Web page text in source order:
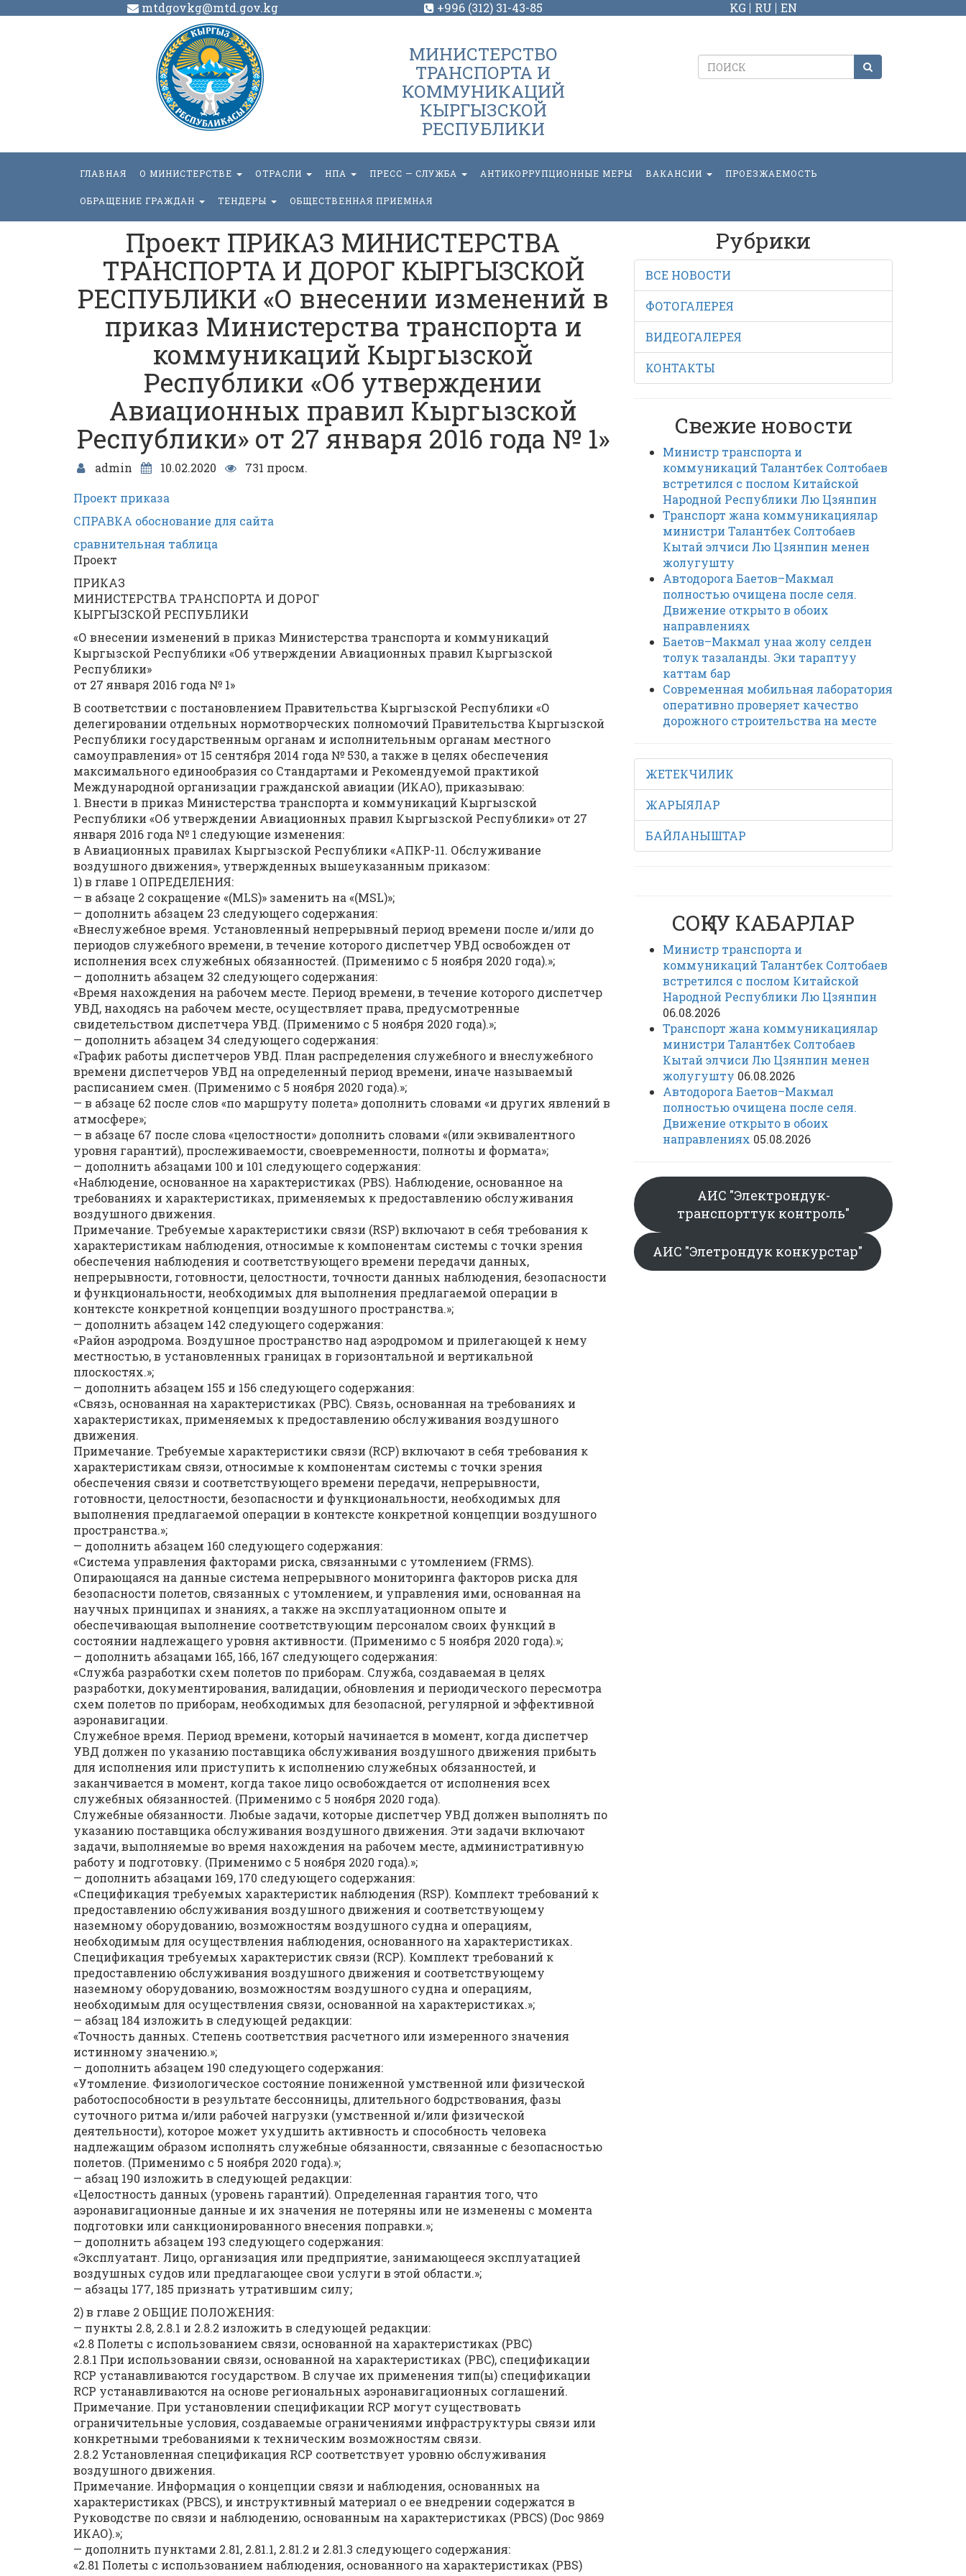
mtdgovkg@mtd.gov.kg +996 (312) 31-43-85 KG RU EN
МИНИСТЕРСТВО
ТРАНСПОРТА И
КОММУНИКАЦИЙ
КЫРГЫЗСКОЙ
РЕСПУБЛИКИ
ГЛАВНАЯ О МИНИСТЕРСТВЕ ОТРАСЛИ НПА ПРЕСС — СЛУЖБА АНТИКОРРУПЦИОННЫЕ МЕРЫ ВАКАНСИИ ПРОЕЗЖАЕМОСТЬ
ОБРАЩЕНИЕ ГРАЖДАН ТЕНДЕРЫ ОБЩЕСТВЕННАЯ ПРИЕМНАЯ
Проект ПРИКАЗ МИНИСТЕРСТВА
ТРАНСПОРТА И ДОРОГ КЫРГЫЗСКОЙ
РЕСПУБЛИКИ «О внесении изменений в
приказ Министерства транспорта и
коммуникаций Кыргызской
Республики «Об утверждении
Авиационных правил Кыргызской
Республики» от 27 января 2016 года № 1»
admin 10.02.2020
731 просм.
Проект приказа
СПРАВКА обоснование для сайта
сравнительная таблица
Проект
ПРИКАЗ
МИНИСТЕРСТВА ТРАНСПОРТА И ДОРОГ
КЫРГЫЗСКОЙ РЕСПУБЛИКИ
«О внесении изменений в приказ Министерства транспорта и коммуникаций
Кыргызской Республики «Об утверждении Авиационных правил Кыргызской
Республики»
от 27 января 2016 года № 1»
В соответствии с постановлением Правительства Кыргызской Республики «О
делегировании отдельных нормотворческих полномочий Правительства Кыргызской
Республики государственным органам и исполнительным органам местного
самоуправления» от 15 сентября 2014 года № 530, а также в целях обеспечения
максимального единообразия со Стандартами и Рекомендуемой практикой
Международной организации гражданской авиации (ИКАО), приказываю:
1. Внести в приказ Министерства транспорта и коммуникаций Кыргызской
Республики «Об утверждении Авиационных правил Кыргызской Республики» от 27
января 2016 года № 1 следующие изменения:
в Авиационных правилах Кыргызской Республики «АПКР-11. Обслуживание
воздушного движения», утвержденных вышеуказанным приказом:
1) в главе 1 ОПРЕДЕЛЕНИЯ:
— в абзаце 2 сокращение «(MLS)» заменить на «(MSL)»;
— дополнить абзацем 23 следующего содержания:
«Внеслужебное время. Установленный непрерывный период времени после и/или до
периодов служебного времени, в течение которого диспетчер УВД освобожден от
исполнения всех служебных обязанностей. (Применимо с 5 ноября 2020 года).»;
— дополнить абзацем 32 следующего содержания:
«Время нахождения на рабочем месте. Период времени, в течение которого диспетчер
УВД, находясь на рабочем месте, осуществляет права, предусмотренные
свидетельством диспетчера УВД. (Применимо с 5 ноября 2020 года).»;
— дополнить абзацем 34 следующего содержания:
«График работы диспетчеров УВД. План распределения служебного и внеслужебного
времени диспетчеров УВД на определенный период времени, иначе называемый
расписанием смен. (Применимо с 5 ноября 2020 года).»;
— в абзаце 62 после слов «по маршруту полета» дополнить словами «и других явлений в
атмосфере»;
— в абзаце 67 после слова «целостности» дополнить словами «(или эквивалентного
уровня гарантий), прослеживаемости, своевременности, полноты и формата»;
— дополнить абзацами 100 и 101 следующего содержания:
«Наблюдение, основанное на характеристиках (PBS). Наблюдение, основанное на
требованиях и характеристиках, применяемых к предоставлению обслуживания
воздушного движения.
Примечание. Требуемые характеристики связи (RSP) включают в себя требования к
характеристикам наблюдения, относимые к компонентам системы с точки зрения
обеспечения наблюдения и соответствующего времени передачи данных,
непрерывности, готовности, целостности, точности данных наблюдения, безопасности
и функциональности, необходимых для выполнения предлагаемой операции в
контексте конкретной концепции воздушного пространства.»;
— дополнить абзацем 142 следующего содержания:
«Район аэродрома. Воздушное пространство над аэродромом и прилегающей к нему
местностью, в установленных границах в горизонтальной и вертикальной
плоскостях.»;
— дополнить абзацем 155 и 156 следующего содержания:
«Связь, основанная на характеристиках (PBC). Связь, основанная на требованиях и
характеристиках, применяемых к предоставлению обслуживания воздушного
движения.
Примечание. Требуемые характеристики связи (RCP) включают в себя требования к
характеристикам связи, относимые к компонентам системы с точки зрения
обеспечения связи и соответствующего времени передачи, непрерывности,
готовности, целостности, безопасности и функциональности, необходимых для
выполнения предлагаемой операции в контексте конкретной концепции воздушного
пространства.»;
— дополнить абзацем 160 следующего содержания:
«Система управления факторами риска, связанными с утомлением (FRMS).
Опирающаяся на данные система непрерывного мониторинга факторов риска для
безопасности полетов, связанных с утомлением, и управления ими, основанная на
научных принципах и знаниях, а также на эксплуатационном опыте и
обеспечивающая выполнение соответствующим персоналом своих функций в
состоянии надлежащего уровня активности. (Применимо с 5 ноября 2020 года).»;
— дополнить абзацами 165, 166, 167 следующего содержания:
«Служба разработки схем полетов по приборам. Служба, создаваемая в целях
разработки, документирования, валидации, обновления и периодического пересмотра
схем полетов по приборам, необходимых для безопасной, регулярной и эффективной
аэронавигации.
Служебное время. Период времени, который начинается в момент, когда диспетчер
УВД должен по указанию поставщика обслуживания воздушного движения прибыть
для исполнения или приступить к исполнению служебных обязанностей, и
заканчивается в момент, когда такое лицо освобождается от исполнения всех
служебных обязанностей. (Применимо с 5 ноября 2020 года).
Служебные обязанности. Любые задачи, которые диспетчер УВД должен выполнять по
указанию поставщика обслуживания воздушного движения. Эти задачи включают
задачи, выполняемые во время нахождения на рабочем месте, административную
работу и подготовку. (Применимо с 5 ноября 2020 года).»;
— дополнить абзацами 169, 170 следующего содержания:
«Спецификация требуемых характеристик наблюдения (RSP). Комплект требований к
предоставлению обслуживания воздушного движения и соответствующему
наземному оборудованию, возможностям воздушного судна и операциям,
необходимым для осуществления наблюдения, основанного на характеристиках.
Спецификация требуемых характеристик связи (RCP). Комплект требований к
предоставлению обслуживания воздушного движения и соответствующему
наземному оборудованию, возможностям воздушного судна и операциям,
необходимым для осуществления связи, основанной на характеристиках.»;
— абзац 184 изложить в следующей редакции:
«Точность данных. Степень соответствия расчетного или измеренного значения
истинному значению.»;
— дополнить абзацем 190 следующего содержания:
«Утомление. Физиологическое состояние пониженной умственной или физической
работоспособности в результате бессонницы, длительного бодрствования, фазы
суточного ритма и/или рабочей нагрузки (умственной и/или физической
деятельности), которое может ухудшить активность и способность человека
надлежащим образом исполнять служебные обязанности, связанные с безопасностью
полетов. (Применимо с 5 ноября 2020 года).»;
— абзац 190 изложить в следующей редакции:
«Целостность данных (уровень гарантий). Определенная гарантия того, что
аэронавигационные данные и их значения не потеряны или не изменены с момента
подготовки или санкционированного внесения поправки.»;
— дополнить абзацем 193 следующего содержания:
«Эксплуатант. Лицо, организация или предприятие, занимающееся эксплуатацией
воздушных судов или предлагающее свои услуги в этой области.»;
— абзацы 177, 185 признать утратившим силу;
2) в главе 2 ОБЩИЕ ПОЛОЖЕНИЯ:
— пункты 2.8, 2.8.1 и 2.8.2 изложить в следующей редакции:
«2.8 Полеты с использованием связи, основанной на характеристиках (PBC)
2.8.1 При использовании связи, основанной на характеристиках (PBC), спецификации
RCP устанавливаются государством. В случае их применения тип(ы) спецификации
RCP устанавливаются на основе региональных аэронавигационных соглашений.
Примечание. При установлении спецификации RCP могут существовать
ограничительные условия, создаваемые ограничениями инфраструктуры связи или
конкретными требованиями к техническим возможностям связи.
2.8.2 Установленная спецификация RCP соответствует уровню обслуживания
воздушного движения.
Примечание. Информация о концепции связи и наблюдения, основанных на
характеристиках (PBCS), и инструктивный материал о ее внедрении содержатся в
Руководстве по связи и наблюдению, основанным на характеристиках (PBCS) (Doc 9869
ИКАО).»;
— дополнить пунктами 2.81, 2.81.1, 2.81.2 и 2.81.3 следующего содержания:
«2.81 Полеты с использованием наблюдения, основанного на характеристиках (PBS)
Рубрики
ВСЕ НОВОСТИ
ФОТОГАЛЕРЕЯ
ВИДЕОГАЛЕРЕЯ
КОНТАКТЫ
Свежие новости
Министр транспорта и
коммуникаций Талантбек Солтобаев
встретился с послом Китайской
Народной Республики Лю Цзянпин
Транспорт жана коммуникациялар
министри Талантбек Солтобаев
Кытай элчиси Лю Цзянпин менен
жолугушту
Автодорога Баетов–Макмал
полностью очищена после селя.
Движение открыто в обоих
направлениях
Баетов–Макмал унаа жолу селден
толук тазаланды. Эки тараптуу
каттам бар
Современная мобильная лаборатория
оперативно проверяет качество
дорожного строительства на месте
ЖЕТЕКЧИЛИК
ЖАРЫЯЛАР
БАЙЛАНЫШТАР
СОҢКУ КАБАРЛАР
Министр транспорта и
коммуникаций Талантбек Солтобаев
встретился с послом Китайской
Народной Республики Лю Цзянпин
06.08.2026
Транспорт жана коммуникациялар
министри Талантбек Солтобаев
Кытай элчиси Лю Цзянпин менен
жолугушту 06.08.2026
Автодорога Баетов–Макмал
полностью очищена после селя.
Движение открыто в обоих
направлениях 05.08.2026
АИС "Электрондук-
транспорттук контроль"
АИС "Элетрондук конкурстар"